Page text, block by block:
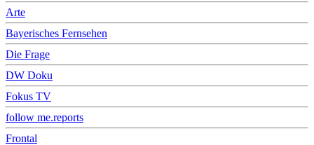
Arte
Bayerisches Fernsehen
Die Frage
DW Doku
Fokus TV
follow me.reports
Frontal